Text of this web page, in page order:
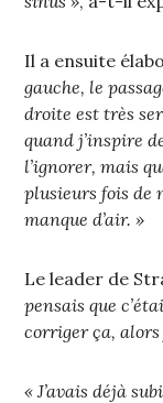
Il a ensuite
gauche, le
droite est très
quand j’inspire
l’ignorer, mais
plusieurs fois de
manque d’air. »
Le leader de
pensais que
corriger ça, alors
« J’avais déjà